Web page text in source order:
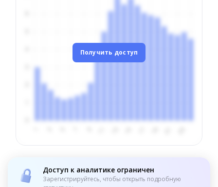
Получить доступ
Доступ к аналитике ограничен
Зарегистрируйтесь, чтобы открыть подробную